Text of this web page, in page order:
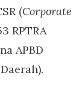
(Corporate
RPTRA
APBD